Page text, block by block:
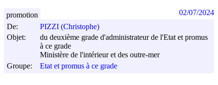
De:
PIZZI (Christophe)
Objet:
du deuxième grade d'administrateur de l'Etat et promus
à ce grade
Ministère de l'intérieur et des outre-mer
Groupe:
Etat et promus à ce grade
promotion 02/07/2024